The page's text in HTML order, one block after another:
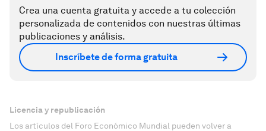
Crea una cuenta gratuita y accede a tu colección
personalizada de contenidos con nuestras últimas
publicaciones y análisis.
Inscríbete de forma gratuita
Licencia y republicación
Los artículos del Foro Económico Mundial pueden volver a